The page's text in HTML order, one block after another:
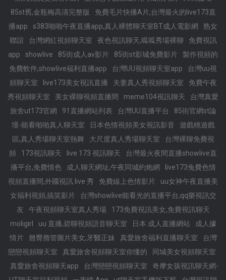
85st舊,金瓶梅高清完整版
免費毛片快播A片,台灣最火的live173直
播app
s383啪啪午夜直播app,真人裸體聊天室BT成人電影網
熟女
聯誼
台灣網紅視頻聊天室 夜色視訊聊天,呱呱秀場裸聊
免費視訊
app
showlive 85街成人av影片 85街st影城免費影片
製作視頻的
免費軟件,showlive福利直播app
台灣UU視頻聊天室app
台灣uu視
頻聊天室
live173美女視訊直播 夫妻真人秀視頻聊天室
免費午夜
秀視頻聊天室
美女裸聊視頻直播間 meme104視訊聊天
台灣真愛
旅舍ut173官網
91直播網站列表 台灣UU直播平台
85街官網st論
壇-能看啪啪真人聊天室
日本色情視頻美女視訊影音
遊戲桃遊戲
區,真人秀場聊天室熱舞
大尺度真人秀場聊天室
台灣裸聊免費視
頻
173視訊聊天 live 173 視訊聊天
台灣最火夜間直播showlive直
播平台,免費情色
成人聊天網址,午夜同城約炮網
live173兔費色情
視頻直播間,外國視訊 live 秀
免費線上色情影片
uu女神午夜直播美
女福利視頻,搞笑影片
台灣showlive能看光的直播平台,qq樂視訊交
友
午夜視頻聊天室真人秀場
173免費視訊美女,免費視訊聊天
moligirl
uu 直播,碧聊視頻語音聊天室 日本 成人直播網站
成人據
情片
翹臀擼管圖片美女,牙醫正妹 真愛旅舍福利直播聊天室
台灣
戀戀視頻聊天室
真愛旅舍視頻聊天室你懂的
同城美女視頻聊天室
真愛旅舍視頻聊天app
台灣戀戀視頻聊天室
奇摩女孩視訊聊天網-